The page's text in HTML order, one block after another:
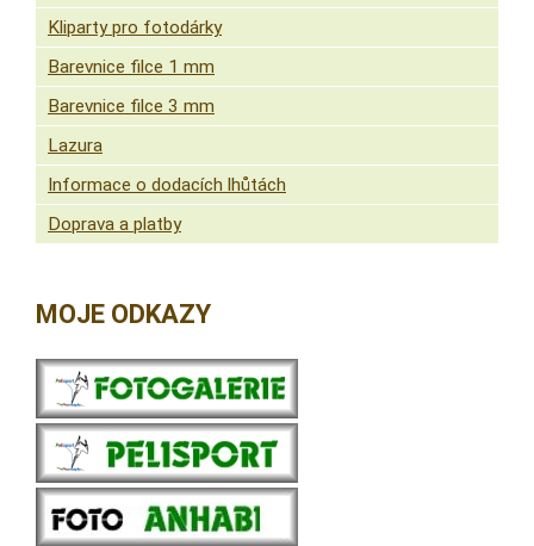
Kliparty pro fotodárky
Barevnice filce 1 mm
Barevnice filce 3 mm
Lazura
Informace o dodacích lhůtách
Doprava a platby
MOJE ODKAZY